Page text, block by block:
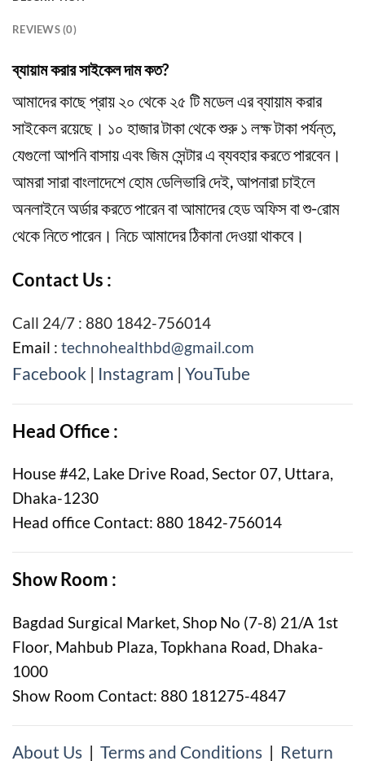
REVIEWS (0)
ব্যায়াম করার সাইকেল দাম কত?
আমাদের কাছে প্রায় ২০ থেকে ২৫ টি মডেল এর ব্যায়াম করার
সাইকেল রয়েছে। ১০ হাজার টাকা থেকে শুরু ১ লক্ষ টাকা পর্যন্ত,
যেগুলো আপনি বাসায় এবং জিম সেন্টার এ ব্যবহার করতে পারবেন।
আমরা সারা বাংলাদেশে হোম ডেলিভারি দেই, আপনারা চাইলে
অনলাইনে অর্ডার করতে পারেন বা আমাদের হেড অফিস বা শু-রোম
থেকে নিতে পারেন। নিচে আমাদের ঠিকানা দেওয়া থাকবে।
Contact Us :
Call 24/7 : 880 1842-756014
Email : technohealthbd@gmail.com
Facebook | Instagram | YouTube
Head Office :
House #42, Lake Drive Road, Sector 07, Uttara,
Dhaka-1230
Head office Contact: 880 1842-756014
Show Room :
Bagdad Surgical Market, Shop No (7-8) 21/A 1st
Floor, Mahbub Plaza, Topkhana Road, Dhaka-
1000
Show Room Contact: 880 181275-4847
About Us | Terms and Conditions | Return